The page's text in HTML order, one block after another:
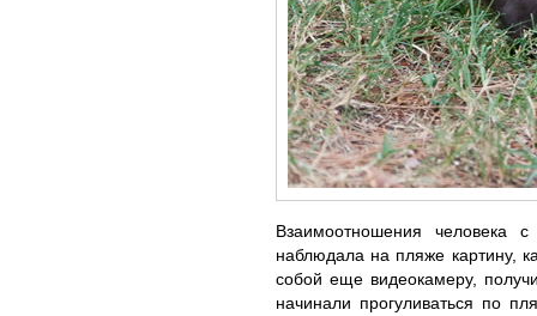
Взаимоотношения человека
наблюдала на пляже картину,
собой еще видеокамеру,
начинали прогуливаться по